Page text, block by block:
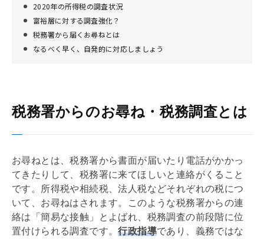
2020年の所得税の調査状況
富裕層に対する調査強化？
税務署から届くお尋ねとは
なるべく早く、自発的に対応しましょう
税務署からのお尋ね・税務調査とは
お尋ねとは、税務署から書面が届いたり電話がかかっ
てきたりして、税務署に来てほしいと連絡がくること
です。所得税や相続税 、法人税などそれぞれの税につ
いて、お尋ねはされます。このような税務署からの連
絡は「簡易な接触」とよばれ、税務調査の前段階に位
置付けられる調査です。行政指導であり、義務ではな